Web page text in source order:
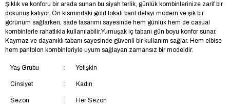
Şıklık ve konforu bir arada sunan bu siyah terlik, günlük kombinlerinize zarif bir
dokunuş katıyor. Ön kısmındaki gold tokalı bant detayı modern ve şık bir
görünüm sağlarken, sade tasarımı sayesinde hem günlük hem de casual
kombinlerle rahatlıkla kullanılabilir.Yumuşak iç tabanı gün boyu konfor sunar.
Kaymaz ve dayanıklı tabanı sayesinde güvenli bir kullanım sağlar. Hem elbise
hem pantolon kombinleriyle uyum sağlayan zamansız bir modeldir.
Yaş Grubu Yetişkin
Cinsiyet Kadın
Sezon Her Sezon